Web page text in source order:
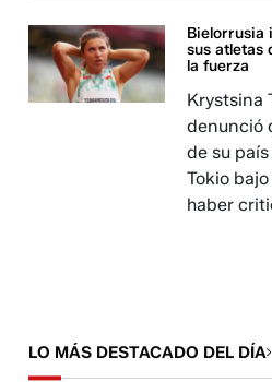
Bielorrusia
sus atletas
la fuerza
Krystsina
denunció
de su
Tokio
haber
LO MÁS DESTACADO DEL DÍA